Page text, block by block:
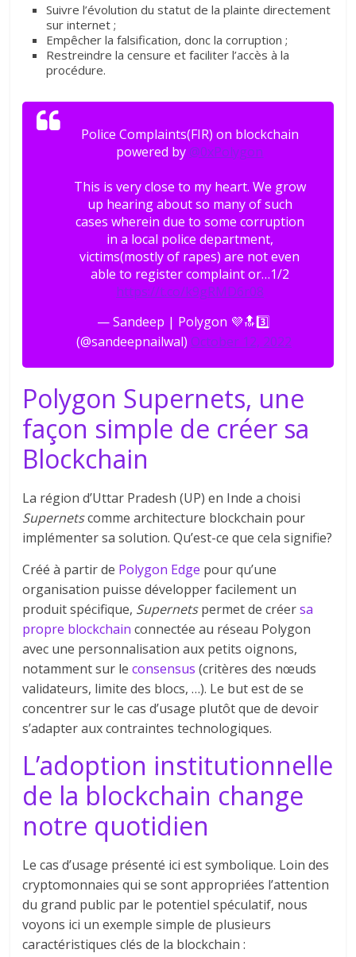
Suivre l’évolution du statut de la plainte directement
sur internet ;
Empêcher la falsification, donc la corruption ;
Restreindre la censure et faciliter l’accès à la
procédure.
Police Complaints(FIR) on blockchain
powered by @0xPolygon
This is very close to my heart. We grow
up hearing about so many of such
cases wherein due to some corruption
in a local police department,
victims(mostly of rapes) are not even
able to register complaint or…1/2
https://t.co/k9gRMD6r08
— Sandeep | Polygon 💜🔝3️⃣
(@sandeepnailwal) October 12, 2022
Polygon Supernets, une
façon simple de créer sa
Blockchain
La région d’Uttar Pradesh (UP) en Inde a choisi
Supernetscomme architecture blockchain pour
implémenter sa solution. Qu’est-ce que cela signifie?
Créé à partir de Polygon Edge pour qu’une
organisation puisse développer facilement un
produit spécifique, Supernetspermet de créersa
propre blockchain connectée au réseau Polygon
avec une personnalisation aux petits oignons,
notamment sur leconsensus (critères des nœuds
validateurs, limite des blocs, …). Le but est de se
concentrer sur le cas d’usage plutôt que de devoir
s’adapter aux contraintes technologiques.
L’adoption institutionnelle
de la blockchain change
notre quotidien
Le cas d’usage présenté ici est symbolique. Loin des
cryptomonnaies qui se sont appropriées l’attention
du grand public par le potentiel spéculatif, nous
voyons ici un exemple simple de plusieurs
caractéristiques clés de la blockchain :